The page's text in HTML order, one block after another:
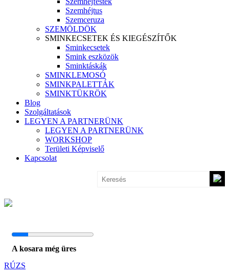
Szemhéjtus
Szemceruza
SZEMÖLDÖK
SMINKECSETEK ÉS KIEGÉSZÍTŐK
Sminkecsetek
Smink eszközök
Sminktáskák
SMINKLEMOSÓ
SMINKPALETTÁK
SMINKTÜKRÖK
Blog
Szolgáltatások
LEGYEN A PARTNERÜNK
LEGYEN A PARTNERÜNK
WORKSHOP
Területi Képviselő
Kapcsolat
A kosara még üres
RÚZS